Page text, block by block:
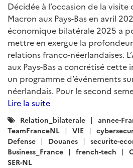
Décidée à l’occasion de la visite
Macron aux Pays-Bas en avril
économique bilatérale 2025 a
mettre en exergue la
relations franco-néerlandaises.
aux Pays-Bas a concrétisé
un programme d’événements
néerlandais. Pour le second
Lire la suite
Catégories
:
Relation_bilaterale
annee-
TeamFranceNL
VIE
Defense
Douanes
securite-
Business_France
french-tech
SER-NL